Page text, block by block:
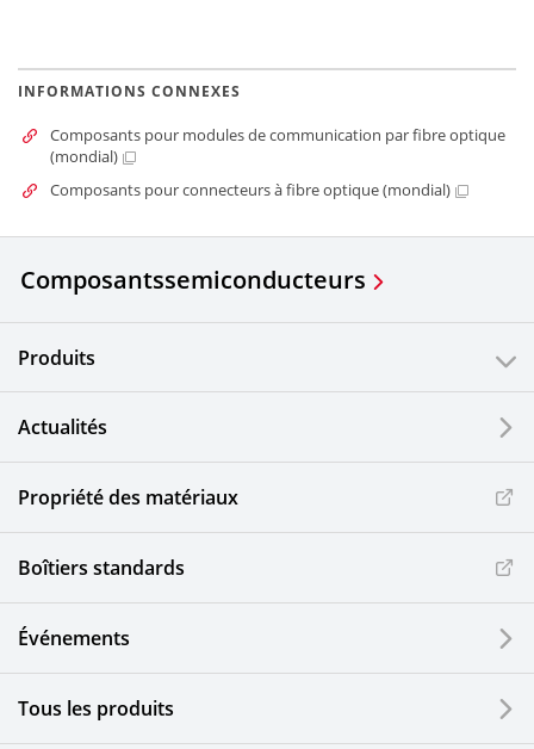
INFORMATIONS CONNEXES
Composants pour modules de communication par fibre optique
(mondial)
Composants pour connecteurs à fibre optique (mondial)
Composantssemiconducteurs
Produits
Actualités
Propriété des matériaux
Boîtiers standards
Événements
Tous les produits